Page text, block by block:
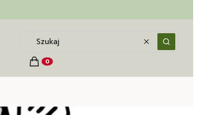
WyczyśćSzukaj
Produkty w koszyku: 0. Zobacz szczegóły
Koszyk